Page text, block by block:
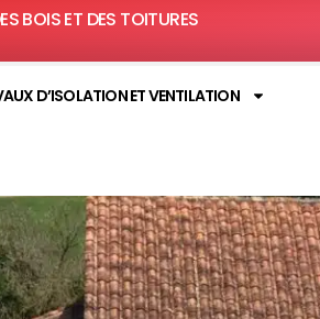
BOIS ET DES TOITURES
D’ISOLATION ET VENTILATION